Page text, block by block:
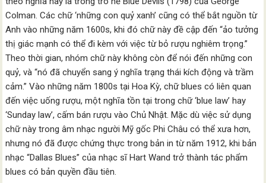
Colman. Các chữ ‘những con quỷ xanh’ cũng có thể bắt nguồn từ
Anh vào những năm 1600s, khi đó chữ này đề cập đến “ảo tưởng
thị giác mạnh có thể đi kèm với việc từ bỏ rượu nghiêm trọng.”
Theo thời gian, nhóm chữ này không còn để nói đến những con
quỷ, và “nó đã chuyển sang ý nghĩa trạng thái kích động và trầm
cảm.” Vào những năm 1800s tại Hoa Kỳ, chữ blues có liên quan
đến việc uống rượu, một nghĩa tồn tại trong chữ ‘blue law’ hay
‘Sunday law’, cấm bán rượu vào Chủ Nhật. Mặc dù việc sử dụng
chữ này trong âm nhạc người Mỹ gốc Phi Châu có thể xưa hơn,
nhưng nó đã được chứng thực trong bản in từ năm 1912, khi bản
nhạc “Dallas Blues” của nhạc sĩ Hart Wand trở thành tác phẩm
blues có bản quyền đầu tiên.